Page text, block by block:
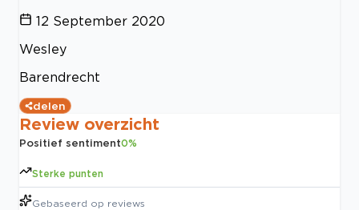
12 September 2020
Wesley
Barendrecht
delen
Review overzicht
Positief sentiment0%
Sterke punten
Gebaseerd op reviews